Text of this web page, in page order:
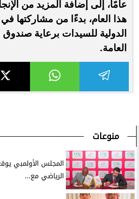
عامًا، إلى إضافة المزيد من
هذا العام، بدءًا من مشاركتها
الدولية للسيدات برعاية صندوق
العامة.
منوعات
المجلس الأولمبي
الرياضي مع...